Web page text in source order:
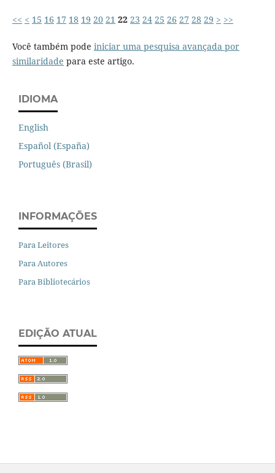
<< < 15 16 17 18 19 20 21 22 23 24 25 26 27 28 29 > >>
Você também pode iniciar uma pesquisa avançada por
similaridade para este artigo.
IDIOMA
English
Español (España)
Português (Brasil)
INFORMAÇÕES
Para Leitores
Para Autores
Para Bibliotecários
EDIÇÃO ATUAL